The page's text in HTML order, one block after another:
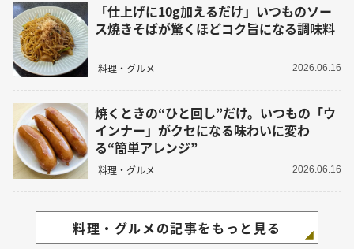
「仕上げに10g加えるだけ」いつものソー
ス焼きそばが驚くほどコク旨になる調味料
料理・グルメ 2026.06.16
焼くときの“ひと回し”だけ。いつもの「ウ
インナー」がクセになる味わいに変わ
る“簡単アレンジ”
料理・グルメ 2026.06.16
料理・グルメの記事をもっと見る